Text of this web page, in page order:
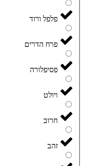
פלפל ורוד
פרח הדרים
פסיפלורה
ויולט
חרוב
זהב